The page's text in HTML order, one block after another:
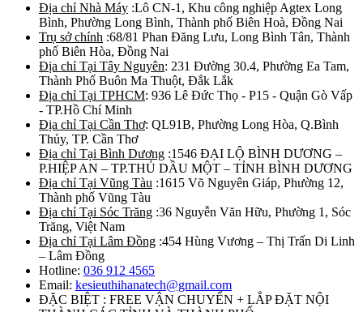
Địa chỉ Nhà Máy :Lô CN-1, Khu công nghiệp Agtex Long
Bình, Phường Long Bình, Thành phố Biên Hoà, Đồng Nai
Trụ sở chính :68/81 Phan Đăng Lưu, Long Bình Tân, Thành
phố Biên Hòa, Đồng Nai
Địa chỉ Tại Tây Nguyên: 231 Đường 30.4, Phường Ea Tam,
Thành Phố Buôn Ma Thuột, Đắk Lắk
Địa chỉ Tại TPHCM: 936 Lê Đức Thọ - P15 - Quận Gò Vấp
- TP.Hồ Chí Minh
Địa chỉ Tại Cần Thơ: QL91B, Phường Long Hòa, Q.Bình
Thủy, TP. Cần Thơ
Địa chỉ Tại Bình Dương :1546 ĐẠI LỘ BÌNH DƯƠNG –
P.HIỆP AN – TP.THỦ DẦU MỘT – TỈNH BÌNH DƯƠNG
Địa chỉ Tại Vũng Tàu :1615 Võ Nguyên Giáp, Phường 12,
Thành phố Vũng Tàu
Địa chỉ Tại Sóc Trăng :36 Nguyễn Văn Hữu, Phường 1, Sóc
Trăng, Việt Nam
Địa chỉ Tại Lâm Đồng :454 Hùng Vương – Thị Trấn Di Linh
– Lâm Đồng
Hotline: 036 912 4565
Email: kesieuthihanatech@gmail.com
ĐẶC BIỆT : FREE VẬN CHUYỂN + LẮP ĐẶT NỘI